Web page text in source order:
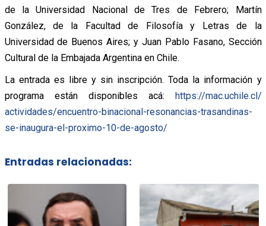
de la Universidad Nacional de Tres de Febrero; Martín
González, de la Facultad de Filosofía y Letras de la
Universidad de Buenos Aires; y Juan Pablo Fasano, Sección
Cultural de la Embajada Argentina en Chile.
La entrada es libre y sin inscripción. Toda la información y
programa están disponibles acá: https://mac.uchile.cl/
actividades/encuentro-binacional-resonancias-trasandinas-
se-inaugura-el-proximo-10-de-agosto/
Entradas relacionadas: